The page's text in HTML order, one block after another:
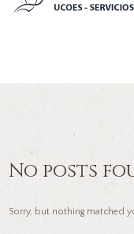
No posts
Sorry, but nothing matched